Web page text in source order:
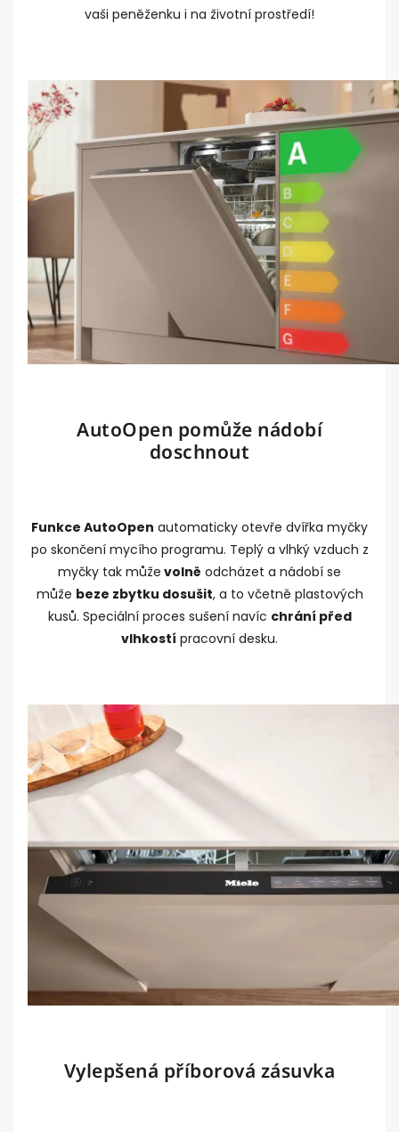
vaši peněženku i na životní prostředí!
AutoOpen pomůže nádobí
doschnout
Funkce AutoOpen automaticky otevře dvířka myčky
po skončení mycího programu. Teplý a vlhký vzduch z
myčky tak může volně odcházet a nádobí se
může beze zbytku dosušit, a to včetně plastových
kusů. Speciální proces sušení navíc chrání před
vlhkostí pracovní desku.
Vylepšená příborová zásuvka